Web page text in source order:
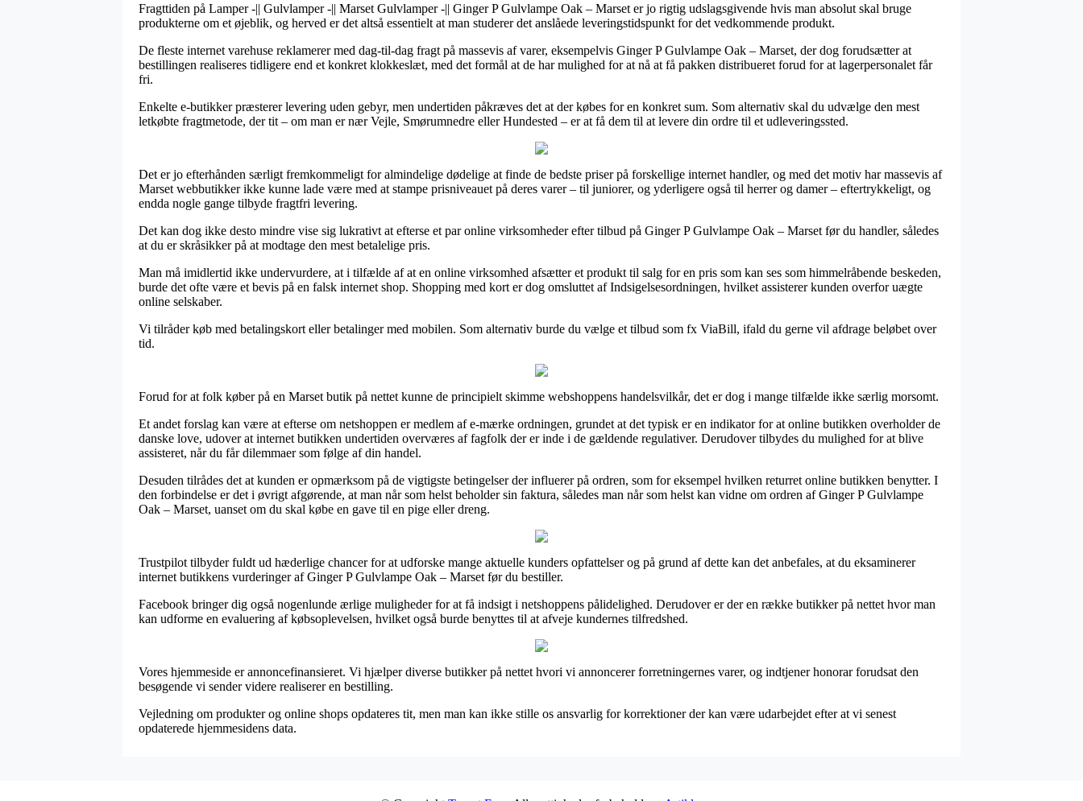
Fragttiden på Lamper -|| Gulvlamper -|| Marset Gulvlamper -|| Ginger P Gulvlampe Oak – Marset er jo rigtig udslagsgivende hvis man absolut skal bruge
produkterne om et øjeblik, og herved er det altså essentielt at man studerer det anslåede leveringstidspunkt for det vedkommende produkt.
De fleste internet varehuse reklamerer med dag-til-dag fragt på massevis af varer, eksempelvis Ginger P Gulvlampe Oak – Marset, der dog forudsætter at
bestillingen realiseres tidligere end et konkret klokkeslæt, med det formål at de har mulighed for at nå at få pakken distribueret forud for at lagerpersonalet får
fri.
Enkelte e-butikker præsterer levering uden gebyr, men undertiden påkræves det at der købes for en konkret sum. Som alternativ skal du udvælge den mest
letkøbte fragtmetode, der tit – om man er nær Vejle, Smørumnedre eller Hundested – er at få dem til at levere din ordre til et udleveringssted.
Det er jo efterhånden særligt fremkommeligt for almindelige dødelige at finde de bedste priser på forskellige internet handler, og med det motiv har massevis af
Marset webbutikker ikke kunne lade være med at stampe prisniveauet på deres varer – til juniorer, og yderligere også til herrer og damer – eftertrykkeligt, og
endda nogle gange tilbyde fragtfri levering.
Det kan dog ikke desto mindre vise sig lukrativt at efterse et par online virksomheder efter tilbud på Ginger P Gulvlampe Oak – Marset før du handler, således
at du er skråsikker på at modtage den mest betalelige pris.
Man må imidlertid ikke undervurdere, at i tilfælde af at en online virksomhed afsætter et produkt til salg for en pris som kan ses som himmelråbende beskeden,
burde det ofte være et bevis på en falsk internet shop. Shopping med kort er dog omsluttet af Indsigelsesordningen, hvilket assisterer kunden overfor uægte
online selskaber.
Vi tilråder køb med betalingskort eller betalinger med mobilen. Som alternativ burde du vælge et tilbud som fx ViaBill, ifald du gerne vil afdrage beløbet over
tid.
Forud for at folk køber på en Marset butik på nettet kunne de principielt skimme webshoppens handelsvilkår, det er dog i mange tilfælde ikke særlig morsomt.
Et andet forslag kan være at efterse om netshoppen er medlem af e-mærke ordningen, grundet at det typisk er en indikator for at online butikken overholder de
danske love, udover at internet butikken undertiden overværes af fagfolk der er inde i de gældende regulativer. Derudover tilbydes du mulighed for at blive
assisteret, når du får dilemmaer som følge af din handel.
Desuden tilrådes det at kunden er opmærksom på de vigtigste betingelser der influerer på ordren, som for eksempel hvilken returret online butikken benytter. I
den forbindelse er det i øvrigt afgørende, at man når som helst beholder sin faktura, således man når som helst kan vidne om ordren af Ginger P Gulvlampe
Oak – Marset, uanset om du skal købe en gave til en pige eller dreng.
Trustpilot tilbyder fuldt ud hæderlige chancer for at udforske mange aktuelle kunders opfattelser og på grund af dette kan det anbefales, at du eksaminerer
internet butikkens vurderinger af Ginger P Gulvlampe Oak – Marset før du bestiller.
Facebook bringer dig også nogenlunde ærlige muligheder for at få indsigt i netshoppens pålidelighed. Derudover er der en række butikker på nettet hvor man
kan udforme en evaluering af købsoplevelsen, hvilket også burde benyttes til at afveje kundernes tilfredshed.
Vores hjemmeside er annoncefinansieret. Vi hjælper diverse butikker på nettet hvori vi annoncerer forretningernes varer, og indtjener honorar forudsat den
besøgende vi sender videre realiserer en bestilling.
Vejledning om produkter og online shops opdateres tit, men man kan ikke stille os ansvarlig for korrektioner der kan være udarbejdet efter at vi senest
opdaterede hjemmesidens data.